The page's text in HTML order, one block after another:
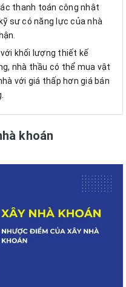
thanh toán công nhật
sư có năng lực của nhà
với khối lượng thiết kế
nhà thầu có thể mua vật
với giá thấp hơn giá bán
khoán